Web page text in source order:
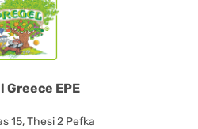
Greece EPE
15, Thesi 2 Pefka